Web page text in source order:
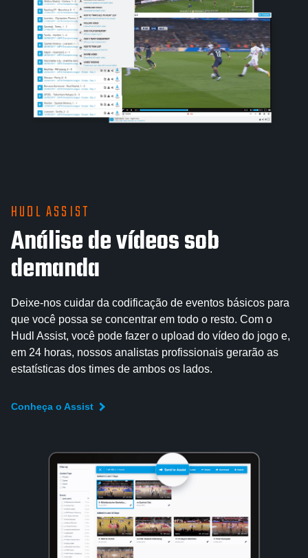
HUDL ASSIST
Análise de vídeos sob
demanda
Deixe-nos cuidar da codificação de eventos básicos para
que você possa se concentrar em todo o resto. Com o
Hudl Assist, você pode fazer o upload do vídeo do jogo e,
em 24 horas, nossos analistas profissionais gerarão as
estatísticas dos times de ambos os lados.
Conheça o Assist